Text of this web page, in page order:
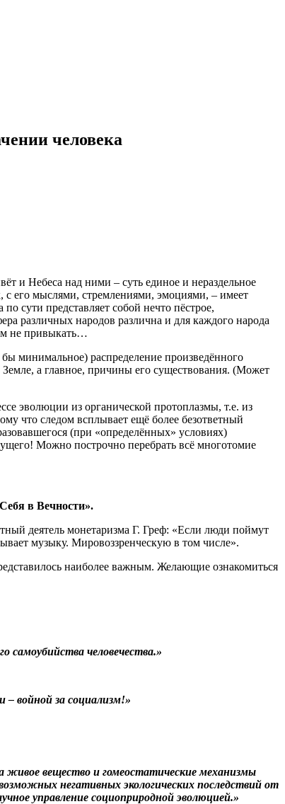
человека
и Небеса над ними – суть единое и нераздельное
с его мыслями, стремлениями, эмоциями, – имеет
сути представляет собой нечто пёстрое,
различных народов различна и для каждого народа
не привыкать…
минимальное) распределение произведённого
а главное, причины его существования. (Может
эволюции из органической протоплазмы, т.е. из
что следом всплывает ещё более безответный
(при «определённых» условиях)
Можно построчно перебрать всё многотомие
в Вечности».
деятель монетаризма Г. Греф: «Если люди поймут
музыку. Мировоззренческую в том числе».
наиболее важным. Желающие ознакомиться
самоубийства человечества.»
войной за социализм!»
живое вещество и гомеостатические механизмы
негативных экологических последствий от
управление социоприродной эволюцией.»